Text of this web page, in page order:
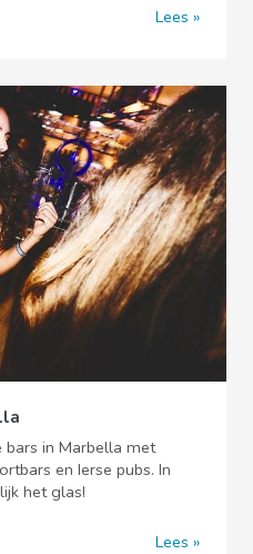
Lees
bars in Marbella met
en Ierse pubs. In
het glas!
Lees